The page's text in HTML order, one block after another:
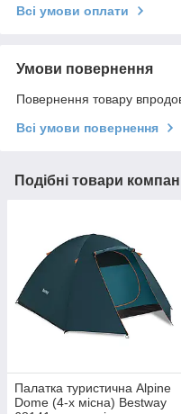
Всі умови оплати
Умови повернення
Повернення товару
Всі умови повернення
Подібні товари
Палатка туристична Alpine
Dome (4-х місна) Bestway